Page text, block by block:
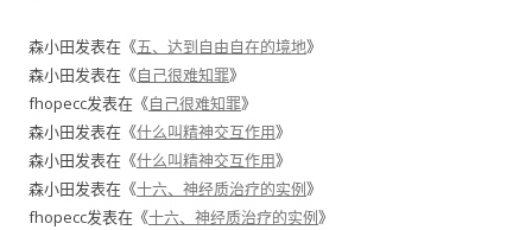
森小田发表在《五、达到自由自在的境地》
森小田发表在《自己很难知罪》
fhopecc发表在《自己很难知罪》
森小田发表在《什么叫精神交互作用》
森小田发表在《什么叫精神交互作用》
森小田发表在《十六、神经质治疗的实例》
fhopecc发表在《十六、神经质治疗的实例》